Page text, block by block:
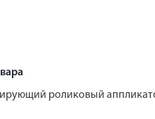
роликовый